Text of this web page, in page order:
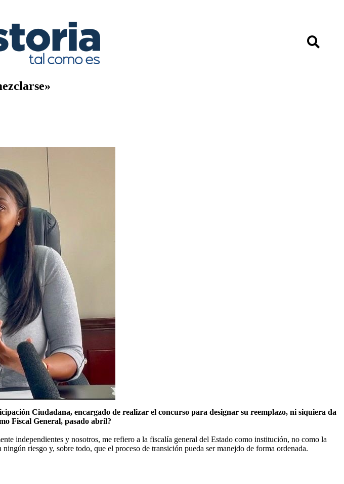
Ciudadana, encargado de realizar el concurso para designar su reemplazo, ni siquiera da
Fiscal General, pasado abril?
independientes y nosotros, me refiero a la fiscalía general del Estado como institución, no como la
riesgo y, sobre todo, que el proceso de transición pueda ser manejdo de forma ordenada.